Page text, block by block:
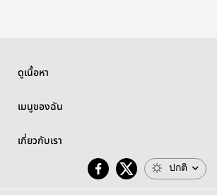
ดูเนื้อหา
เมนูของฉัน
เกี่ยวกับเรา
ปกติ